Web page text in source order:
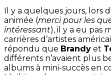
Il y a quelques jours, lors
animée (merci pour les
intéressant), il y a eu pas
carrières d’artistes
répondu que Brandy et
différents n’avaient plus
albums à mini-succès en